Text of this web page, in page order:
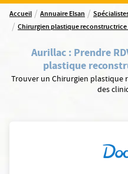
Accueil / Annuaire Elsan /
/ Chirurgien plastique
Aurillac : Prendre
plastique
Trouver un Chirurgien plastique
des